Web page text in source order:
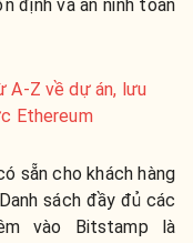
định và an ninh toàn
A-Z về dự án, lưu
Ethereum
sẵn cho khách hàng
sách đầy đủ các
vào Bitstamp là